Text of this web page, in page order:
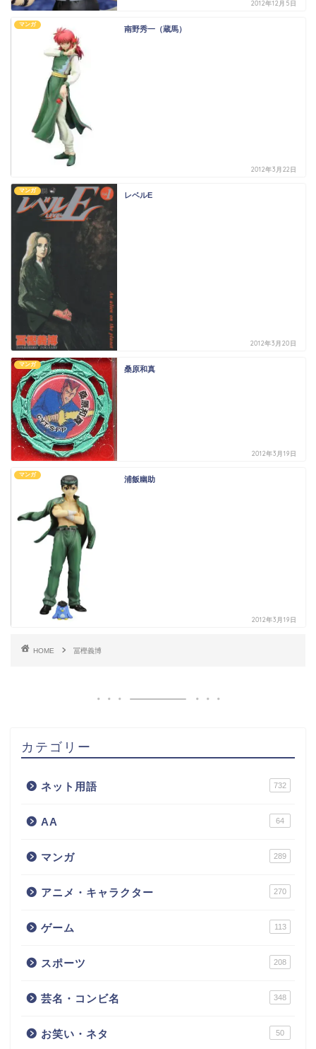
2012年12月5日
マンガ
南野秀一（蔵馬）
2012年3月22日
マンガ
レベルE
2012年3月20日
マンガ
桑原和真
2012年3月19日
マンガ
浦飯幽助
2012年3月19日
HOME 冨樫義博
カテゴリー
ネット用語 732
AA 64
マンガ 289
アニメ・キャラクター 270
ゲーム 113
スポーツ 208
芸名・コンビ名 348
お笑い・ネタ 50